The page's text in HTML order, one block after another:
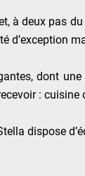
à deux pas
d’exception
dont
:
dispose